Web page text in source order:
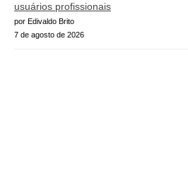
usuários profissionais
por Edivaldo Brito
7 de agosto de 2026